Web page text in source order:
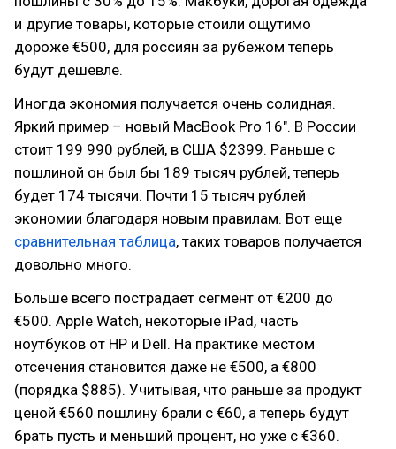
и другие товары, которые стоили ощутимо
дороже €500, для россиян за рубежом теперь
будут дешевле.
Иногда экономия получается очень солидная.
Яркий пример – новый MacBook Pro 16". В России
стоит 199 990 рублей, в США $2399. Раньше с
пошлиной он был бы 189 тысяч рублей, теперь
будет 174 тысячи. Почти 15 тысяч рублей
экономии благодаря новым правилам. Вот еще
сравнительная таблица, таких товаров получается
довольно много.
Больше всего пострадает сегмент от €200 до
€500. Apple Watch, некоторые iPad, часть
ноутбуков от HP и Dell. На практике местом
отсечения становится даже не €500, а €800
(порядка $885). Учитывая, что раньше за продукт
ценой €560 пошлину брали с €60, а теперь будут
брать пусть и меньший процент, но уже с €360.